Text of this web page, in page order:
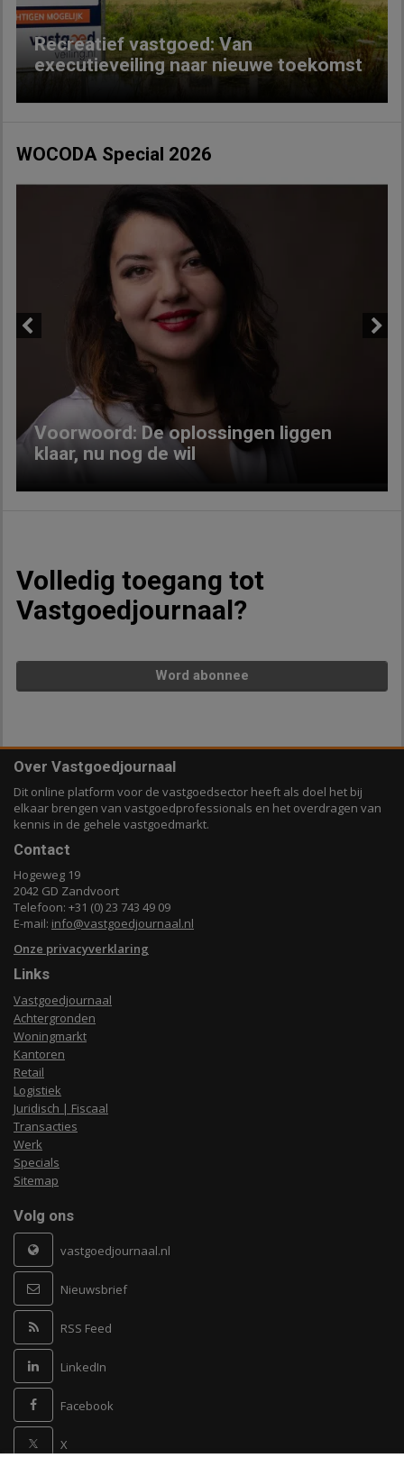
Recreatief vastgoed: Van
executieveiling naar nieuwe toekomst
WOCODA Special 2026
Voorwoord: De oplossingen liggen
klaar, nu nog de wil
Volledig toegang tot
Vastgoedjournaal?
Word abonnee
Over Vastgoedjournaal
Dit online platform voor de vastgoedsector heeft als doel het bij
elkaar brengen van vastgoedprofessionals en het overdragen van
kennis in de gehele vastgoedmarkt.
Contact
Hogeweg 19
2042 GD Zandvoort
Telefoon: +31 (0) 23 743 49 09
E-mail: info@vastgoedjournaal.nl
Onze privacyverklaring
Links
Vastgoedjournaal
Achtergronden
Woningmarkt
Kantoren
Retail
Logistiek
Juridisch | Fiscaal
Transacties
Werk
Specials
Sitemap
Volg ons
vastgoedjournaal.nl
Nieuwsbrief
RSS Feed
LinkedIn
Facebook
X